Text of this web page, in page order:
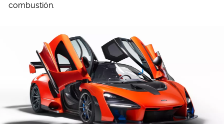
combustión.